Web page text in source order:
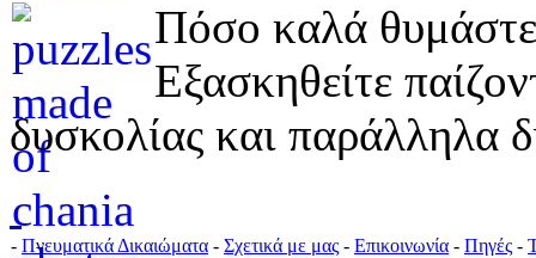
Πόσο καλά
Εξασκηθείτε
δυσκολίας και παράλληλα
- Πνευματικά Δικαιώματα - Σχετικά με μας - Επικοινωνία - Πηγές -